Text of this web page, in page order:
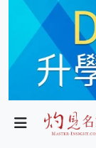
政局